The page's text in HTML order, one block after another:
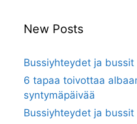
New Posts
Bussiyhteydet ja bussit
6 tapaa toivottaa
syntymäpäivää
Bussiyhteydet ja bussit